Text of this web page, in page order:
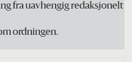
fra uavhengig redaksjonelt
ordningen.